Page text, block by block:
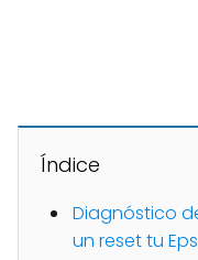
Índice
Diagnóstico
un reset tu